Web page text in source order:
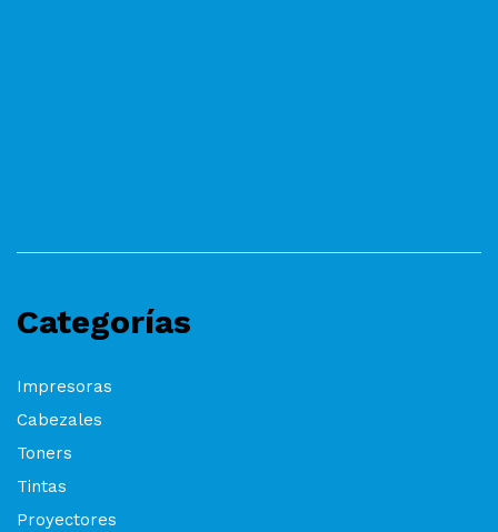
Categorías
Impresoras
Cabezales
Toners
Tintas
Proyectores